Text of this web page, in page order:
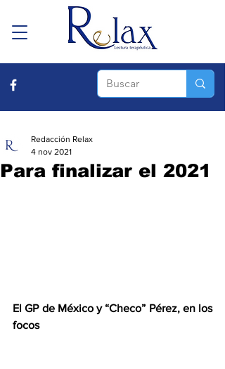
Para finalizar el 2021
Redacción Relax
4 nov 2021
El GP de México y “Checo” Pérez, en los
focos